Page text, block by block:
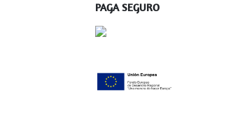
PAGA SEGURO